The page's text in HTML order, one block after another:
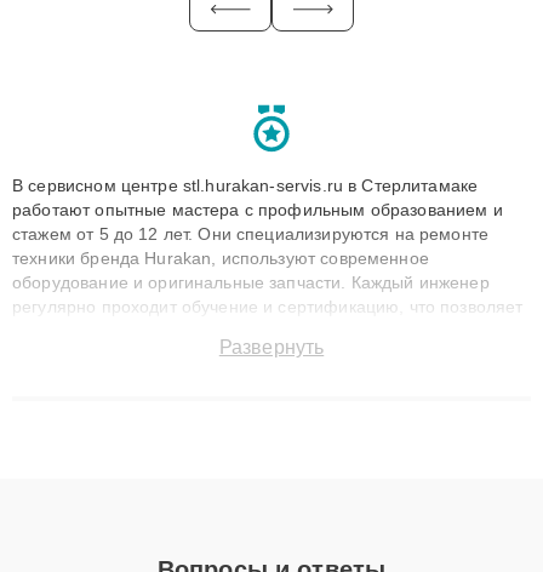
В сервисном центре stl.hurakan-servis.ru в Стерлитамаке
работают опытные мастера с профильным образованием и
стажем от 5 до 12 лет. Они специализируются на ремонте
техники бренда Hurakan, используют современное
оборудование и оригинальные запчасти. Каждый инженер
регулярно проходит обучение и сертификацию, что позволяет
технику с сохранением гарантии до 3 лет. Наши мастера
Развернуть